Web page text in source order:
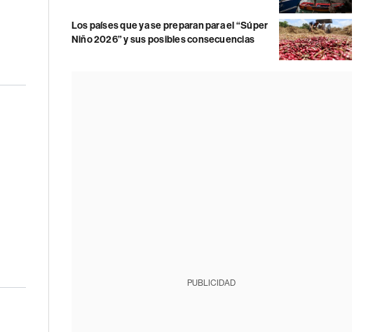
Los países que ya se preparan para el “Súper
Niño 2026” y sus posibles consecuencias
PUBLICIDAD